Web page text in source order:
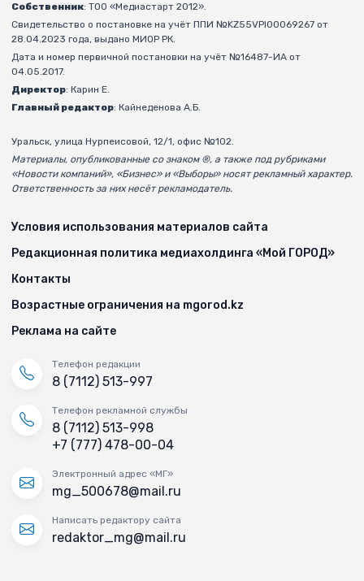
Собственник: ТОО «Медиастарт 2012».
Свидетельство о постановке на учёт ППИ №KZ55VPI00069267 от
28.04.2023 года, выдано МИОР РК.
Дата и номер первичной постановки на учёт №16487-ИА от
04.05.2017.
Директор: Карин Е.
Главный редактор: Кайнеденова А.Б.
Уральск, улица Нурпеисовой, 12/1, офис №102.
Материалы, опубликованные со знаком ®, а также под рубриками
«Новости компаний», «Бизнес» и «Выборы» носят рекламный характер.
Ответственность за них несёт рекламодатель.
Условия использования материалов сайта
Редакционная политика медиахолдинга «Мой ГОРОД»
Контакты
Возрастные ограничения на mgorod.kz
Реклама на сайте
Телефон редакции
8 (7112) 513-997
Телефон рекламной службы
8 (7112) 513-998
+7 (777) 478-00-04
Электронный адрес «МГ»
mg_500678@mail.ru
Написать редактору сайта
redaktor_mg@mail.ru